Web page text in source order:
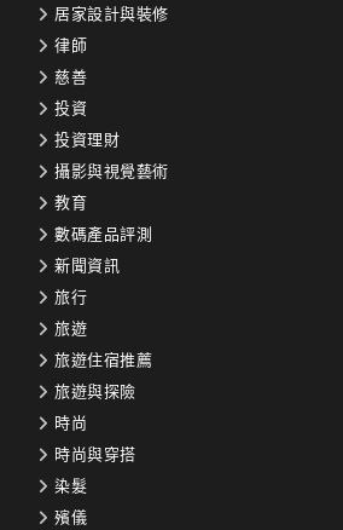
居家設計與裝修
律師
慈善
投資
投資理財
攝影與視覺藝術
教育
數碼產品評測
新聞資訊
旅行
旅遊
旅遊住宿推薦
旅遊與探險
時尚
時尚與穿搭
染髮
殯儀